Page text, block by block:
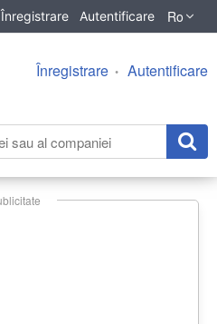
Înregistrare Autentificare Ro
Înregistrare Autentificare